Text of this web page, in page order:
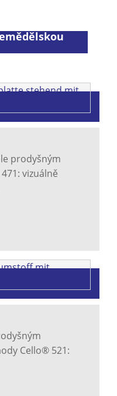
prodyšným
vizuálně
Cello® 521: